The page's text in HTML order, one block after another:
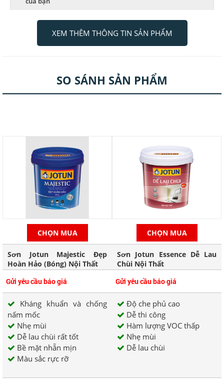
Sơn Jotun Jotaplast Nội Thất Kinh Tế Tại Quảng Ngãi
Sơn có giá cả phải chăng đáp ứng tốt
các nhu cầu cơ bản của bạn
Che phủ vết nứt bề mặt
Chống nấm mốc
XEM THÊM THÔNG TIN SẢN PHẨM
SO SÁNH SẢN PHẨM
CHỌN MUA
Sơn Jotun Majestic Đẹp
Hoàn Hảo (Bóng) Nội Thất
Gửi yêu cầu báo giá
Kháng khuẩn và chống
nấm mốc
Nhẹ mùi
Dễ lau chùi rất tốt
Bề mặt nhẵn mịn
Màu sắc rực rỡ
CHỌN MUA
Sơn Jotun Essence Dễ Lau
Chùi Nội Thất
Gửi yêu cầu báo giá
Độ che phủ cao
Dễ thi công
Hàm lượng VOC thấp
Nhẹ mùi
Dễ lau chùi